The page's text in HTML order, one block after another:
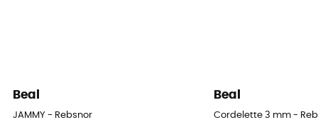
Beal
JAMMY - Rebsnor
Beal
Cordelette 3 mm -